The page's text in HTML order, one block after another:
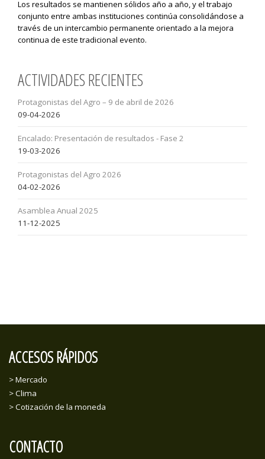
Los resultados se mantienen sólidos año a año, y el trabajo
conjunto entre ambas instituciones continúa consolidándose a
través de un intercambio permanente orientado a la mejora
continua de este tradicional evento.
ACTIVIDADES RECIENTES
Protagonistas del Agro – 9 de abril de 2026
09-04-2026
Encalado: Presentación de resultados - Fase 2
19-03-2026
Protagonistas del Agro 2026
04-02-2026
Asamblea Anual 2025
11-12-2025
ACCESOS RÁPIDOS
> Mercado
> Clima
> Cotización de la moneda
CONTACTO